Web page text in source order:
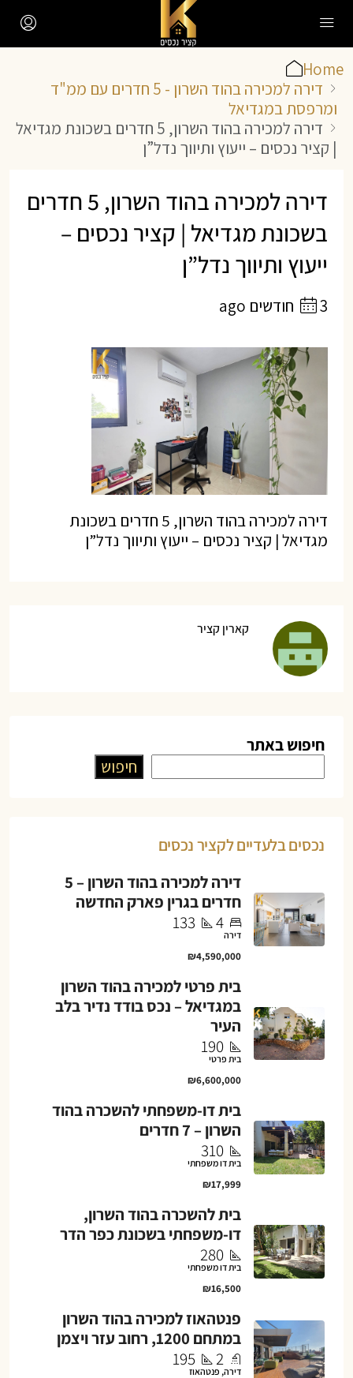
Home
דירה למכירה בהוד השרון - 5 חדרים עם ממ"ד
ומרפסת במגדיאל
דירה למכירה בהוד השרון, 5 חדרים בשכונת מגדיאל
| קציר נכסים – ייעוץ ותיווך נדל”ן
דירה למכירה בהוד השרון, 5 חדרים
בשכונת מגדיאל | קציר נכסים –
ייעוץ ותיווך נדל”ן
3 חודשים ago
דירה למכירה בהוד השרון, 5 חדרים בשכונת
מגדיאל | קציר נכסים – ייעוץ ותיווך נדל”ן
קארין קציר
חיפוש באתר
חיפוש
נכסים בלעדיים לקציר נכסים
דירה למכירה בהוד השרון – 5
חדרים בגרין פארק החדשה
4
133
דירה
₪4,590,000
בית פרטי למכירה בהוד השרון
במגדיאל – נכס בודד נדיר בלב
העיר
190
בית פרטי
₪6,600,000
בית דו-משפחתי להשכרה בהוד
השרון – 7 חדרים
310
בית דו משפחתי
₪17,999
בית להשכרה בהוד השרון,
דו-משפחתי בשכונת כפר הדר
280
בית דו משפחתי
₪16,500
פנטהאוז למכירה בהוד השרון
במתחם 1200, רחוב עזר ויצמן
2
195
דירה, פנטהאוז